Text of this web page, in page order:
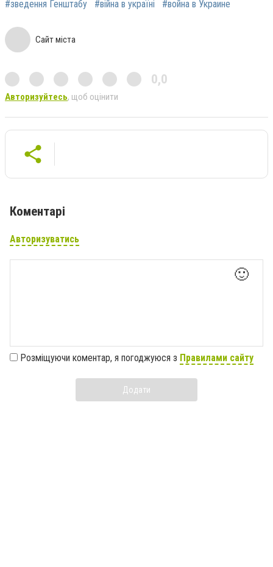
#зведення Генштабу
#війна в україні #война в Украине
Сайт міста
0,0
Авторизуйтесь, щоб оцінити
Коментарі
Авторизуватись
🙂
Розміщуючи коментар, я погоджуюся з Правилами сайту
Додати